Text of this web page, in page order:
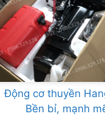
Động cơ thuyền
Bền bỉ, mạnh